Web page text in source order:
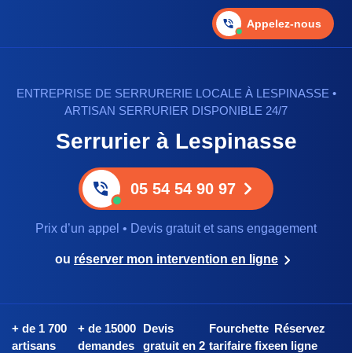
Appelez-nous
ENTREPRISE DE SERRURERIE LOCALE À LESPINASSE •
ARTISAN SERRURIER DISPONIBLE 24/7
Serrurier à Lespinasse
05 54 54 90 97
Prix d’un appel • Devis gratuit et sans engagement
ou réserver mon intervention en ligne
+ de 1 700
artisans
+ de 15000
demandes
Devis
gratuit en 2
Fourchette
tarifaire fixe
Réservez
en ligne